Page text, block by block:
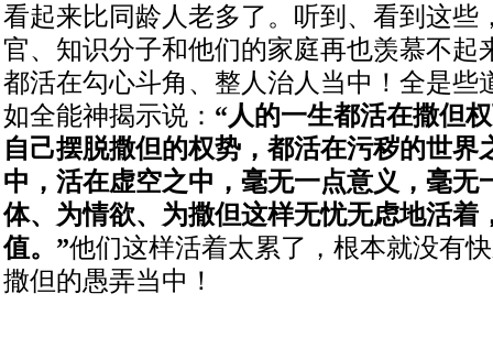
看起来比同龄人老多了。听到、看到这些
官、知识分子和他们的家庭再也羡慕不起
都活在勾心斗角、整人治人当中！全是些
如全能神揭示说： “人的一生都活在撒但
自己摆脱撒但的权势，都活在污秽的世界
中，活在虚空之中，毫无一点意义，毫无
体、为情欲、为撒但这样无忧无虑地活着
值。”他们这样活着太累了，根本就没有
撒但的愚弄当中！